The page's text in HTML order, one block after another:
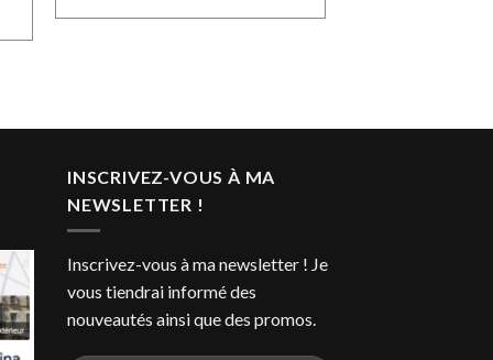
INSCRIVEZ-VOUS À MA
NEWSLETTER !
Inscrivez-vous à ma newsletter ! Je
vous tiendrai informé des
nouveautés ainsi que des promos.